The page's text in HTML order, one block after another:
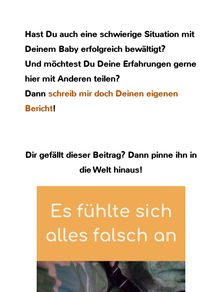
Hast Du auch eine schwierige Situation mit
Deinem Baby erfolgreich bewältigt?
Und möchtest Du Deine Erfahrungen gerne
hier mit Anderen teilen?
Dann schreib mir doch Deinen eigenen
Bericht!
Dir gefällt dieser Beitrag? Dann pinne ihn in
die Welt hinaus!